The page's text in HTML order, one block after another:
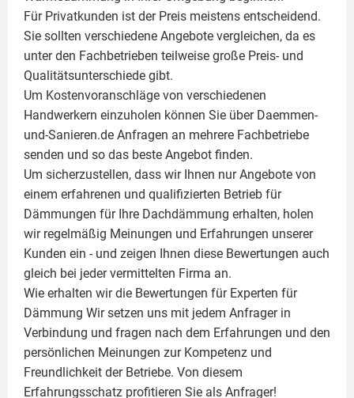
Für Privatkunden ist der Preis meistens entscheidend.
Sie sollten verschiedene Angebote vergleichen, da es
unter den Fachbetrieben teilweise große Preis- und
Qualitätsunterschiede gibt.
Um Kostenvoranschläge von verschiedenen
Handwerkern einzuholen können Sie über Daemmen-
und-Sanieren.de Anfragen an mehrere Fachbetriebe
senden und so das beste Angebot finden.
Um sicherzustellen, dass wir Ihnen nur Angebote von
einem erfahrenen und qualifizierten Betrieb für
Dämmungen für Ihre Dachdämmung erhalten, holen
wir regelmäßig Meinungen und Erfahrungen unserer
Kunden ein - und zeigen Ihnen diese Bewertungen auch
gleich bei jeder vermittelten Firma an.
Wie erhalten wir die Bewertungen für Experten für
Dämmung Wir setzen uns mit jedem Anfrager in
Verbindung und fragen nach dem Erfahrungen und den
persönlichen Meinungen zur Kompetenz und
Freundlichkeit der Betriebe. Von diesem
Erfahrungsschatz profitieren Sie als Anfrager!